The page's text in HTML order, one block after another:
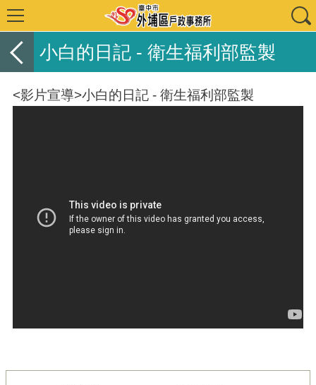
小白的日記 - 衛生福利部監製
<影片宣導>小白的日記 - 衛生福利部監製